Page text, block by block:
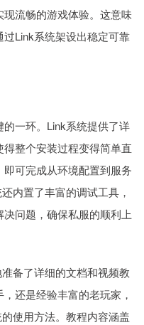
流畅的游戏体验。这意味
Link系统架设出稳定可靠
一环。Link系统提供了详
整个安装过程变得简单直
可完成从环境配置到服务
内置了丰富的调试工具，
问题，确保私服的顺利上
备了详细的文档和视频教
还是经验丰富的老玩家，
使用方法。教程内容涵盖